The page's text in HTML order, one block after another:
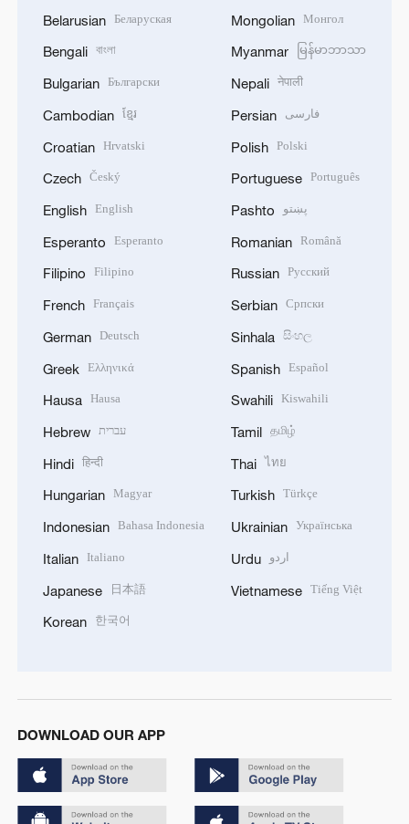
Belarusian Беларуская
Bengali বাংলা
Bulgarian Български
Cambodian ខ្មែរ
Croatian Hrvatski
Czech Český
English English
Esperanto Esperanto
Filipino Filipino
French Français
German Deutsch
Greek Ελληνικά
Hausa Hausa
Hebrew עברית
Hindi हिन्दी
Hungarian Magyar
Indonesian Bahasa Indonesia
Italian Italiano
Japanese 日本語
Korean 한국어
Mongolian Монгол
Myanmar မြန်မာဘာသာ
Nepali नेपाली
Persian فارسی
Polish Polski
Portuguese Português
Pashto پښتو
Romanian Română
Russian Русский
Serbian Српски
Sinhala සිංහල
Spanish Español
Swahili Kiswahili
Tamil தமிழ்
Thai ไทย
Turkish Türkçe
Ukrainian Українська
Urdu اردو
Vietnamese Tiếng Việt
DOWNLOAD OUR APP